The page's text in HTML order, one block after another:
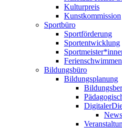
Kulturpreis
Kunstkommission
Sportbüro
Sportförderung
Sportentwicklung
Ferienschwimmen
Bildungsbüro
Bildungsplanung